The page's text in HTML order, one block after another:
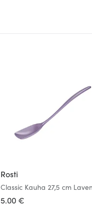
Rosti
Classic Kauha 27,5 cm
5.00 €